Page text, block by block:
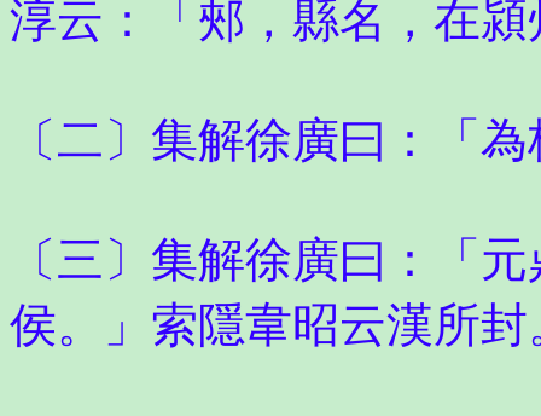
淳云：「郟，縣名，在
〔二〕集解徐廣曰：「
〔三〕集解徐廣曰：「
侯。」索隱韋昭云漢所